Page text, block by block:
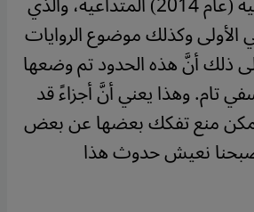
وكذلك موضوع الروايات
ذلك أنَّ هذه الحدود تم وضعها
تام. وهذا يعني أنَّ أجزاءً قد
منع تفكك بعضها عن بعض
أصبحنا نعيش حدوث هذا